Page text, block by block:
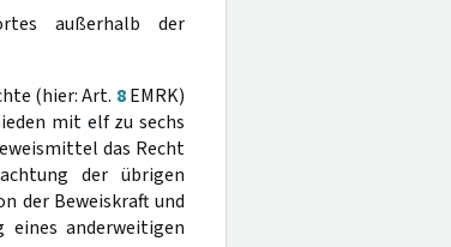
außerhalb der
(hier: Art. 8EMRK)
mit elf zu sechs
das Recht
der übrigen
der Beweiskraft und
anderweitigen